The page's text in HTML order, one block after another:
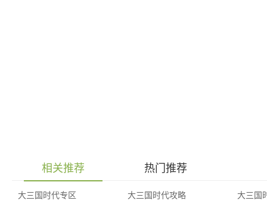
相关推荐 热门推荐
大三国时代专区 大三国时代攻略 大三国